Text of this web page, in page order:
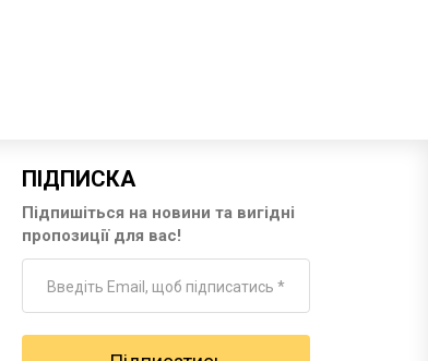
ПІДПИСКА
Підпишіться на новини та вигідні
пропозиції для вас!